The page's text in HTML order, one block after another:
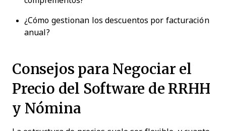
¿Cómo gestionan los descuentos por facturación
anual?
Consejos para Negociar el
Precio del Software de RRHH
y Nómina